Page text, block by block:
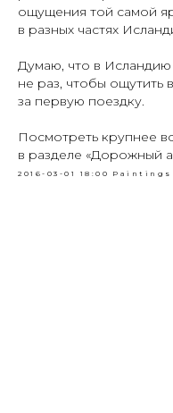
ощущения той самой
в разных частях
Думаю, что в
не раз, чтобы ощутить
за первую поездку.
Посмотреть крупнее
в разделе «Дорожный
2016-03-01 18:00 Paintings